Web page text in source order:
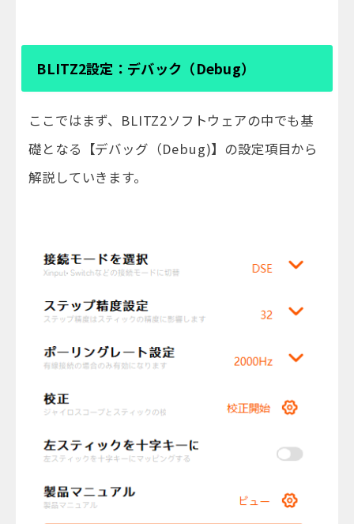
BLITZ2設定：デバック（Debug）
ここではまず、BLITZ2ソフトウェアの中でも基
礎となる【デバッグ（Debug)】の設定項目から
解説していきます。